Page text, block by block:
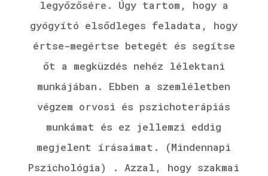
legyőzősére. Úgy tartom, hogy a
gyógyító elsődleges feladata, hogy
értse-megértse betegét és segítse
őt a megküzdés nehéz lélektani
munkájában. Ebben a szemléletben
végzem orvosi és pszichoterápiás
munkámat és ez jellemzi eddig
megjelent írásaimat. (Mindennapi
Pszichológia) . Azzal, hogy szakmai